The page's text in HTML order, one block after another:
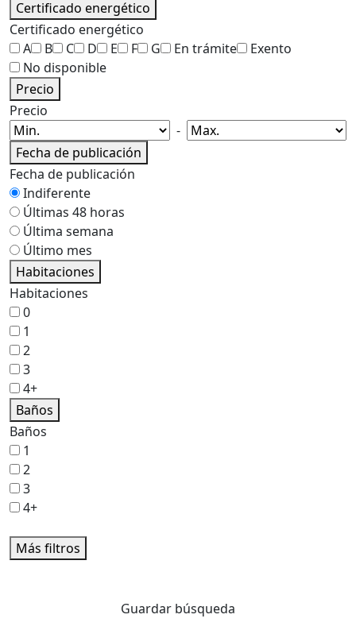
Certificado energético
Certificado energético
A
B C D E F G En trámite
Exento
No disponible
Precio
Precio
-
Fecha de publicación
Fecha de publicación
Indiferente
Últimas 48 horas
Última semana
Último mes
Habitaciones
Habitaciones
0
1
2
3
4+
Baños
Baños
1
2
3
4+
Más filtros
Guardar búsqueda